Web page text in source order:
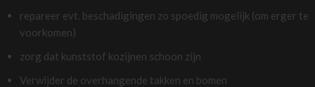
repareer evt. beschadigingen zo spoedig mogelijk (om erger te
voorkomen)
zorg dat kunststof kozijnen schoon zijn
Verwijder de overhangende takken en bomen